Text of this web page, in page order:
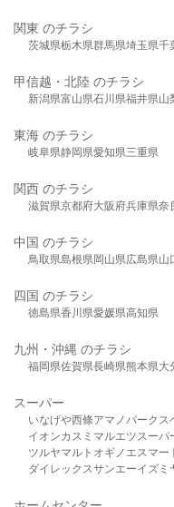
関東 のチラシ
茨城県栃木県群馬県埼玉県千
甲信越・北陸 のチラシ
新潟県富山県石川県福井県山
東海 のチラシ
岐阜県静岡県愛知県三重県
関西 のチラシ
滋賀県京都府大阪府兵庫県奈
中国 のチラシ
鳥取県島根県岡山県広島県山
四国 のチラシ
徳島県香川県愛媛県高知県
九州・沖縄 のチラシ
福岡県佐賀県長崎県熊本県大
スーパー
いなげや西條アマノパークス
イオンカスミ マルエツスーパ
ツルヤマルト オギノ エスマー
ダイレックスサンエーイズミ